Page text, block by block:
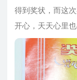
得到奖状，而这
开心，天天心里也